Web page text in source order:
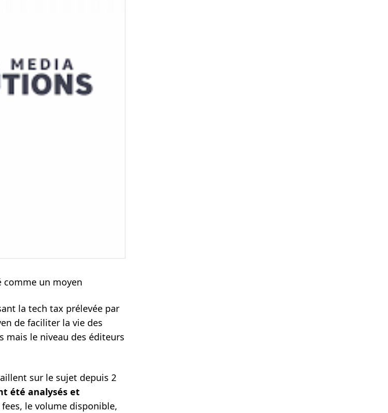
comme un moyen
la tech tax prélevée par
de faciliter la vie des
mais le niveau des éditeurs
sur le sujet depuis 2
été analysés et
le volume disponible,